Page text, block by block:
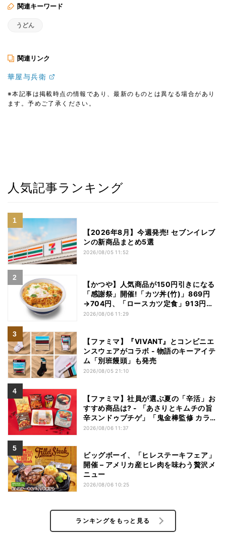
関連キーワード
うどん
関連リンク
華屋与兵衛
※本記事は掲載時点の情報であり、最新のものとは異なる場合があり
ます。予めご了承ください。
人気記事ランキング
【2026年8月】今週発売! セブンイレブ
ンの新商品まとめ5選
2026/08/05 11:52
【かつや】人気商品が150円引きになる
「感謝祭」開催!「カツ丼(竹)」869円
→704円、「ロースカツ定食」913円
→748円に - 8日間限定
2026/08/06 11:29
【ファミマ】『VIVANT』とコンビニエ
ンスウェアがコラボ - 物語のキーアイテ
ム「別班饅頭」も発売
2026/08/05 21:10
【ファミマ】社員が選ぶ夏の「辛活」お
すすめ商品は? - 「あさりとキムチの旨
辛スンドゥブチゲ」「鬼金棒監修 カラシ
ビ焼き味噌らー麺」「辛さがやみつき!
2026/08/06 11:37
ビッグボーイ、「ヒレステーキフェア」
開催 – アメリカ産ヒレ肉を味わう贅沢メ
ニュー
2026/08/06 10:25
ランキングをもっと見る